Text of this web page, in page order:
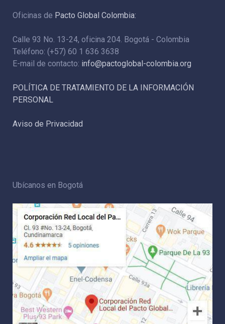
Oficinas de Pacto Global Colombia:
Calle 93 No. 13-24, oficina 204. Bogotá - Colombia
Teléfono: (+57) 60 1 636 3638
E-mail de contacto: info@pactoglobal-colombia.org
POLÍTICA DE TRATAMIENTO DE LA INFORMACIÓN
PERSONAL
Aviso de Privacidad
Ubícanos en Bogotá